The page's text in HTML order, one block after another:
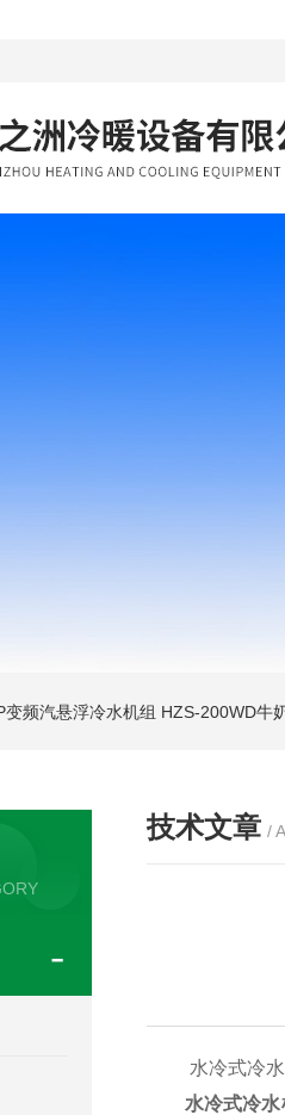
频汽悬浮冷水机组 HZS-200WD牛
技术文章 /
水冷式冷水
水冷式冷水